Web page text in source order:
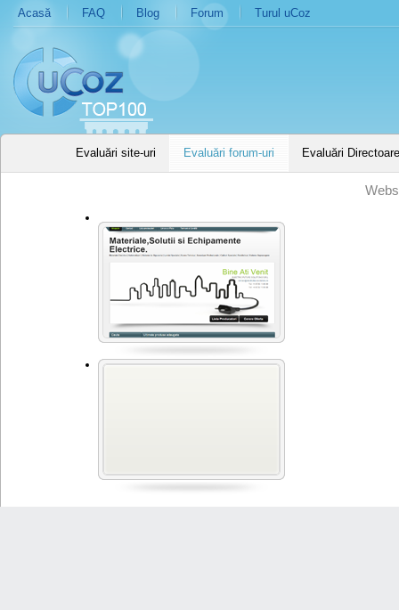
Acasă FAQ Blog Forum Turul uCoz
Evaluări site-uri Evaluări forum-uri Evaluări Directoare